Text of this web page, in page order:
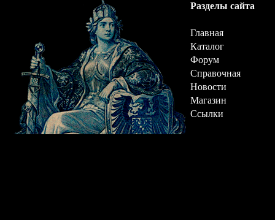
Разделы сайта
Главная
Каталог
Форум
Справочная
Новости
Магазин
Ссылки